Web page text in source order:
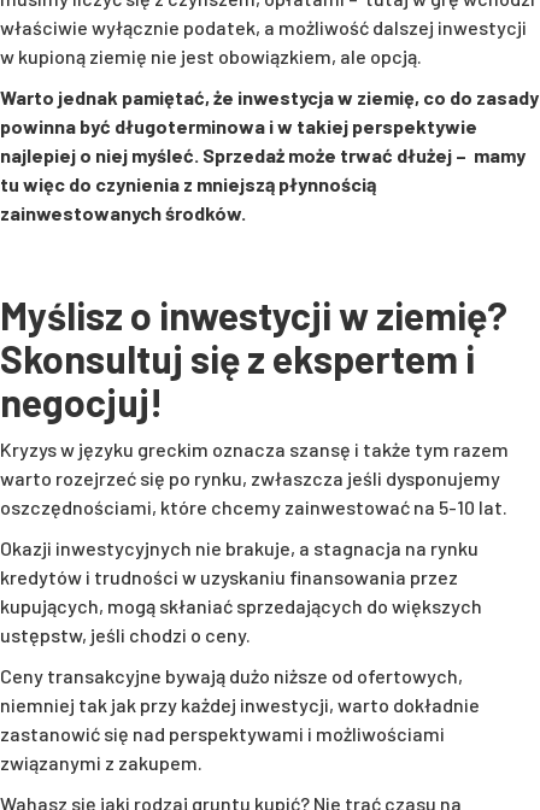
właściwie wyłącznie podatek, a możliwość dalszej inwestycji
w kupioną ziemię nie jest obowiązkiem, ale opcją.
Warto jednak pamiętać, że inwestycja w ziemię, co do zasady
powinna być długoterminowa i w takiej perspektywie
najlepiej o niej myśleć. Sprzedaż może trwać dłużej – mamy
tu więc do czynienia z mniejszą płynnością
zainwestowanych środków.
Myślisz o inwestycji w ziemię?
Skonsultuj się z ekspertem i
negocjuj!
Kryzys w języku greckim oznacza szansę i także tym razem
warto rozejrzeć się po rynku, zwłaszcza jeśli dysponujemy
oszczędnościami, które chcemy zainwestować na 5-10 lat.
Okazji inwestycyjnych nie brakuje, a stagnacja na rynku
kredytów i trudności w uzyskaniu finansowania przez
kupujących, mogą skłaniać sprzedających do większych
ustępstw, jeśli chodzi o ceny.
Ceny transakcyjne bywają dużo niższe od ofertowych,
niemniej tak jak przy każdej inwestycji, warto dokładnie
zastanowić się nad perspektywami i możliwościami
związanymi z zakupem.
Wahasz się jaki rodzaj gruntu kupić? Nie trać czasu na